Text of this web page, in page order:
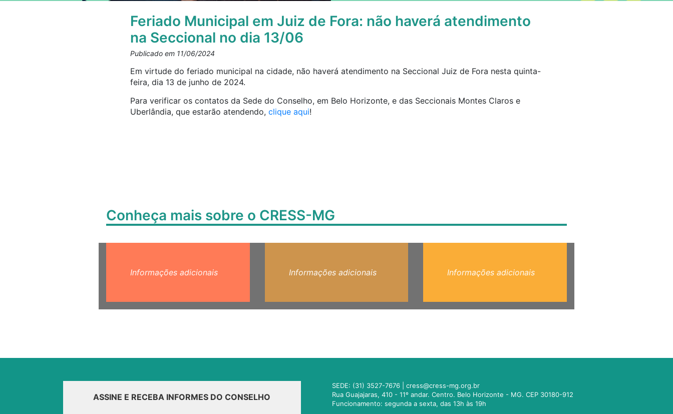
Feriado Municipal em Juiz de Fora: não haverá atendimento
na Seccional no dia 13/06
Publicado em 11/06/2024
Em virtude do feriado municipal na cidade, não haverá atendimento na Seccional Juiz de Fora nesta quinta-
feira, dia 13 de junho de 2024.
Para verificar os contatos da Sede do Conselho, em Belo Horizonte, e das Seccionais Montes Claros e
Uberlândia, que estarão atendendo, clique aqui!
Conheça mais sobre o CRESS-MG
Informações adicionais Informações adicionais Informações adicionais
ASSINE E RECEBA INFORMES DO CONSELHO
SEDE: (31) 3527-7676 |cress@cress-mg.org.br
Rua Guajajaras, 410 - 11º andar. Centro. Belo Horizonte - MG. CEP 30180-912
Funcionamento: segunda a sexta, das 13h às 19h